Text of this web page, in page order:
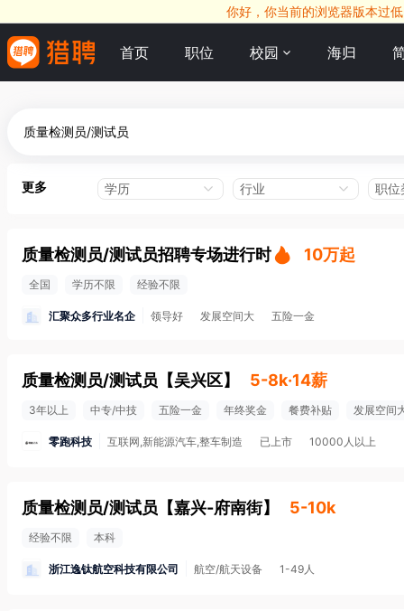
你好，你当前的浏览器版本过
首页 职位 校园 海归
更多 学历 行业 职位
质量检测员/测试员招聘专场进行时 10万起
全国 学历不限 经验不限
汇聚众多行业名企 领导好 发展空间大 五险一金
质量检测员/测试员 【吴兴区】 5-8k·14薪
3年以上 中专/中技 五险一金 年终奖金 餐费补贴 发展空间
零跑科技 互联网,新能源汽车,整车制造 已上市 10000人以上
质量检测员/测试员 【嘉兴-府南街】 5-10k
经验不限 本科
浙江逸钛航空科技有限公司 航空/航天设备 1-49人